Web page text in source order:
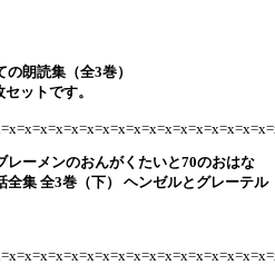
朗読集（全3巻）
ットです。
レーメンのおんがくたいと70のおはな
全集 全3巻（下） ヘンゼルとグレーテル